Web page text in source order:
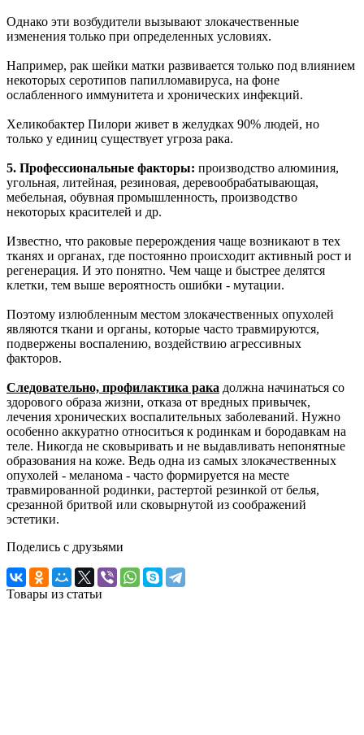
Однако эти возбудители вызывают злокачественные
изменения только при определенных условиях.
Например, рак шейки матки развивается только под влиянием
некоторых серотипов папилломавируса, на фоне
ослабленного иммунитета и хронических инфекций.
Хеликобактер Пилори живет в желудках 90% людей, но
только у единиц существует угроза рака.
5. Профессиональные факторы: производство алюминия,
угольная, литейная, резиновая, деревообрабатывающая,
мебельная, обувная промышленность, производство
некоторых красителей и др.
Известно, что раковые перерождения чаще возникают в тех
тканях и органах, где постоянно происходит активный рост и
регенерация. И это понятно. Чем чаще и быстрее делятся
клетки, тем выше вероятность ошибки - мутации.
Поэтому излюбленным местом злокачественных опухолей
являются ткани и органы, которые часто травмируются,
подвержены воспалению, воздействию агрессивных
факторов.
Следовательно, профилактика рака должна начинаться со
здорового образа жизни, отказа от вредных привычек,
лечения хронических воспалительных заболеваний. Нужно
особенно аккуратно относиться к родинкам и бородавкам на
теле. Никогда не сковыривать и не выдавливать непонятные
образования на коже. Ведь одна из самых злокачественных
опухолей - меланома - часто формируется на месте
травмированной родинки, растертой резинкой от белья,
срезанной бритвой или сковырнутой из соображений
эстетики.
Поделись с друзьями
Товары из статьи